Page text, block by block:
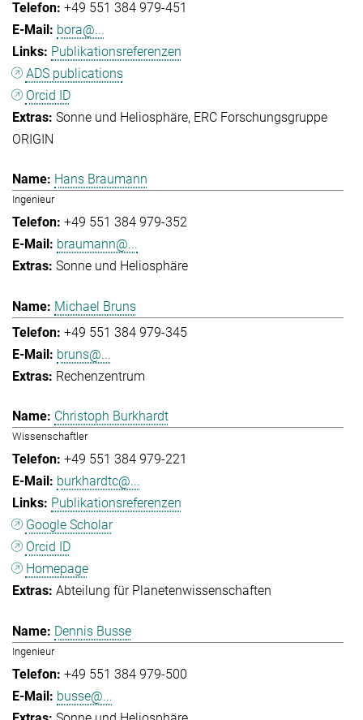
+49 551 384 979-451
bora@...
Publikationsreferenzen
ADS publications
Orcid ID
Sonne und Heliosphäre ERC Forschungsgruppe
ORIGIN
Hans Braumann
Ingenieur
+49 551 384 979-352
braumann@...
Sonne und Heliosphäre
Michael Bruns
+49 551 384 979-345
bruns@...
Rechenzentrum
Christoph Burkhardt
Wissenschaftler
+49 551 384 979-221
burkhardtc@...
Publikationsreferenzen
Google Scholar
Orcid ID
Homepage
Abteilung für Planetenwissenschaften
Dennis Busse
Ingenieur
+49 551 384 979-500
busse@...